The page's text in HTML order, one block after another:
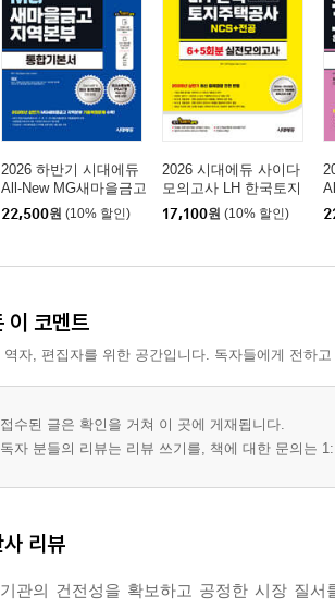
2026 하반기 시대에듀
All-New MG새마을금고
지역본부 필기전형 통
합기본서
22,500원 (10% 할인)
2026 시대에듀 사이다
모의고사 LH 한국토지
주택공사 기술직 NCS
+전공
17,100원 (10% 할인)
이 코멘트
역자, 편집자를 위한 공간입니다. 독자들에게 전하
접수된 글은 확인을 거쳐 이 곳에 게재됩니다.
독자 분들의 리뷰는 리뷰 쓰기를, 책에 대한 문의는
리뷰
관의 건전성을 확보하고 공정한 시장 질